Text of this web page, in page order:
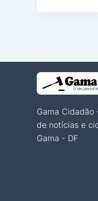
Gama Cidadão
de notícias e
Gama - DF